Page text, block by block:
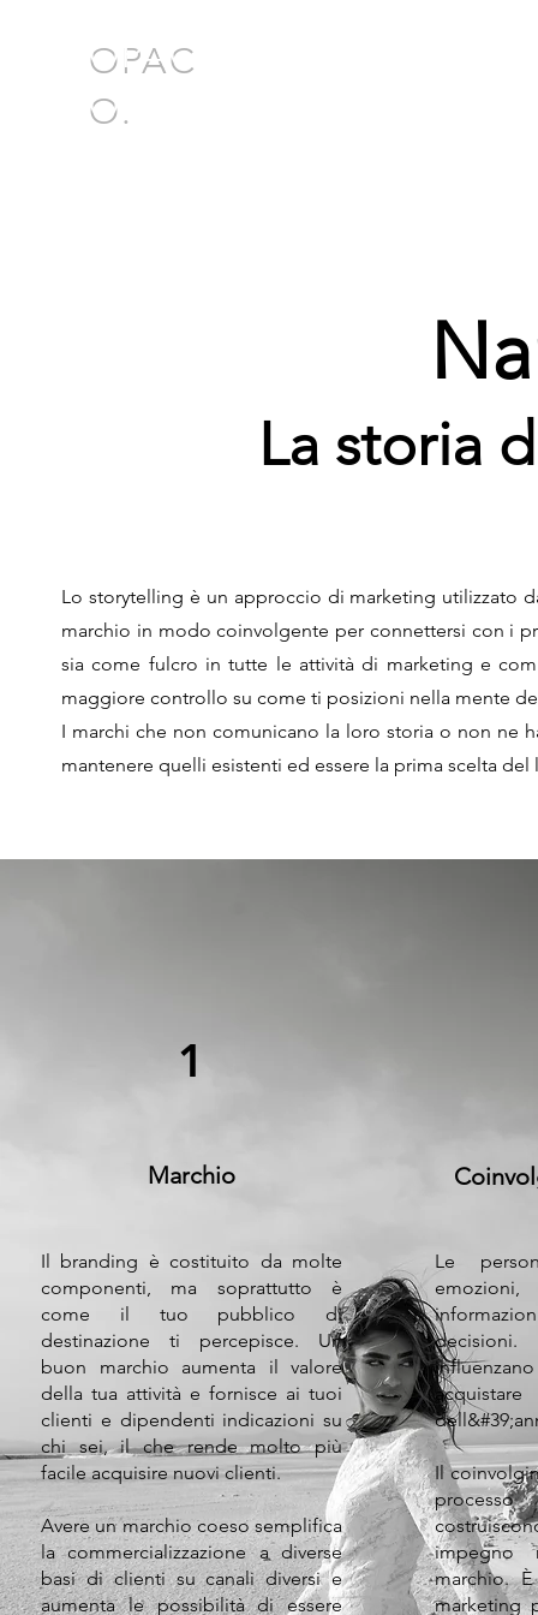
OPAC
O.
La storia
Lo storytelling è un approccio di marketing utilizzato
marchio in modo coinvolgente per connettersi con i
sia come fulcro in tutte le attività di marketing e
maggiore controllo su come ti posizioni nella mente
I marchi che non comunicano la loro storia o non
mantenere quelli esistenti ed essere la prima scelta
1
Marchio
Il branding è costituito da molte
componenti, ma soprattutto è
come il tuo pubblico di
destinazione ti percepisce. Un
buon marchio aumenta il valore
della tua attività e fornisce ai tuoi
clienti e dipendenti indicazioni su
chi sei, il che rende molto più
facile acquisire nuovi clienti.
Avere un marchio coeso semplifica
la commercializzazione a diverse
basi di clienti su canali diversi e
aumenta le possibilità di essere
Le
Il
marchio.
marketing